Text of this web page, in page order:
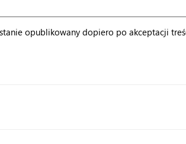
opublikowany dopiero po akceptacji